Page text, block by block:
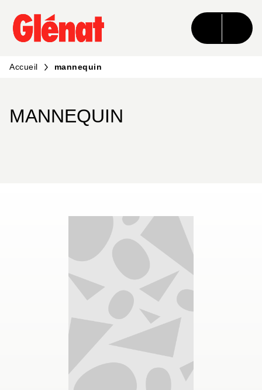
MENU RECHERCHE CONTENU
PIED DE PAGE
Accueil mannequin
MANNEQUIN